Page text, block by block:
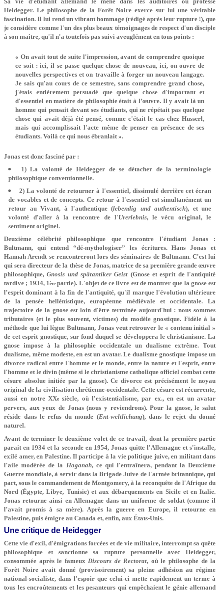
Heidegger. Le philosophe de la Forêt Noire exerce sur lui une véritable
fascination. Il lui rend un vibrant hommage (rédigé après leur rupture !), que
je considère comme l'un des plus beaux témoignages de respect d'un disciple
à son maître, qu'il n'a toutefois pas suivi aveuglément en tous points :
« On avait tout de suite l'impression, avant de comprendre quoique
ce soit : ici, il se passe quelque chose de nouveau, ici, on ouvre de
nouvelles perspectives et on travaille à forger un nouveau langage.
Je sais qu'au cours de ce semestre, sans comprendre grand chose,
j'étais entièrement persuadé que quelque chose d'important et
d'essentiel en matière de philosophie était à l’œuvre. Il y avait là un
homme qui pensait devant ses étudiants, qui ne répétait pas quelque
chose qui avait déjà été pensé, comme c'était le cas chez Husserl,
mais qui accomplissait l'acte même de penser en présence de ses
étudiants. Voilà ce qui nous ébranlait ».
Jonas est donc fasciné par :
1) La volonté de Heidegger de se détacher de la terminologie
philosophique conventionnelle.
2) La volonté de retourner à l'essentiel, dissimulé derrière cet écran
de vocables et de concepts. Ce retour à l'essentiel est simultanément un
retour au Vivant, à l'authentique (lebendig und authentisch), et une
volonté d'aller à la rencontre de l'Urerlebnis, le vécu original, le
sentiment originel.
Deuxième célébrité philosophique que rencontre l'étudiant Jonas :
Bultmann, qui entend “dé-mythologiser” les écritures. Hans Jonas et
Hannah Arendt se rencontreront lors des séminaires de Bultmann. C'est lui
qui sera directeur de la thèse de Jonas, matrice de sa première grande œuvre
philosophique,Gnosis und spätantiker Geist (Gnose et esprit de l'antiquité
tardive ; 1934, 1èrepartie). L'objet de ce livre est de montrer que la gnose est
l'esprit dominant à la fin de l'antiquité, qu'il marque l'évolution ultérieure
de la pensée hellénistique, européenne médiévale et occidentale. La
trajectoire de la gnose est loin d'être terminée aujourd'hui : nous sommes
tributaires (et le plus souvent, victimes) du modèle gnostique. Fidèle à la
méthode que lui lègue Bultmann, Jonas veut retrouver le « contenu initial »
de cet esprit gnostique, sur fond duquel se développera le christianisme. La
gnose impose à la philosophie occidentale un dualisme extrême. Tout
dualisme, même modeste, en est un avatar. Le dualisme gnostique impose un
divorce radical entre l'homme et le monde, entre la nature et l'esprit, entre
l'homme et le divin (même si le christianisme catholique officiel combat cette
césure absolue initiée par la gnose). Ce divorce est précisément le noyau
original de la civilisation chrétienne-occidentale. Cette césure est récurrente,
aussi en notre XXe siècle, où l'existentialisme, par ex., en est un avatar
pervers, aux yeux de Jonas (nous y reviendrons). Pour la gnose, le salut
réside dans le refus du monde (Ent-weltlichung), dans le rejet du donné
naturel.
Avant de terminer le deuxième volet de ce travail, dont la première partie
parait en 1934 et la seconde en 1954, Jonas quitte l'Allemagne et s'installe,
exilé amer, en Palestine. Il participe à la vie politique juive, en militant dans
l'aile modérée de la Haganah, ce qui l'entraînera, pendant la Deuxième
Guerre mondiale, à servir dans la Brigade Juive de l'armée britannique, qui
part, sous le commandement de Montgomery, à la reconquête de l'Afrique du
Nord (Égypte, Libye, Tunisie) et aux débarquements en Sicile et en Italie.
Jonas retourne ainsi en Allemagne dans un uniforme de soldat (comme il
l'avait promis à sa mère). Après la guerre en Europe, il retourne en
Palestine, puis émigre au Canada et, enfin, aux États-Unis.
Une critique de Heidegger
Cette vie d'exil, d'émigrations forcées et de vie militaire, interrompt sa quête
philosophique et sanctionne sa rupture personnelle avec Heidegger,
consommée après le fameux Discours de Rectorat, où le philosophe de la
Forêt Noire avait donné (provisoirement) sa pleine adhésion au régime
national-socialiste, dans l'espoir que celui-ci mette rapidement un terme à
tous les encroûtements et les pesanteurs qui empêchaient le génie allemand